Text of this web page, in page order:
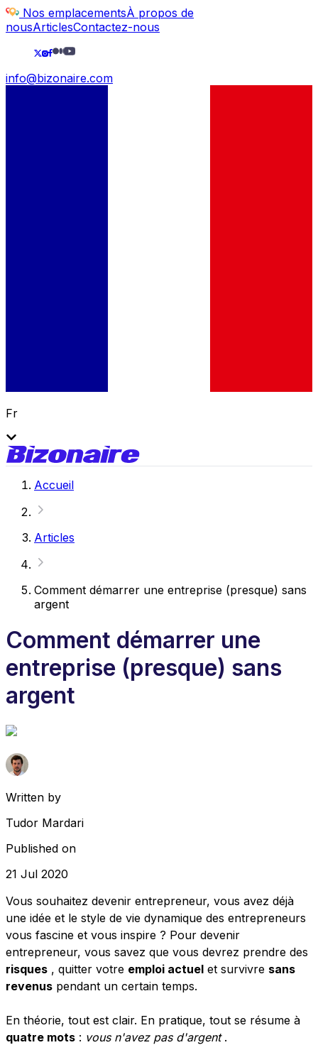
Nos emplacementsÀ propos de
nousArticlesContactez-nous
info@bizonaire.com
Fr
Accueil
Articles
Comment démarrer une entreprise (presque) sans
argent
Comment démarrer une
entreprise (presque) sans
argent
Written by
Tudor Mardari
Published on
21 Jul 2020
Vous souhaitez devenir entrepreneur, vous avez déjà
une idée et le style de vie dynamique des entrepreneurs
vous fascine et vous inspire ? Pour devenir
entrepreneur, vous savez que vous devrez prendre des
risques , quitter votre emploi actuel et survivre sans
revenus pendant un certain temps.
En théorie, tout est clair. En pratique, tout se résume à
quatre mots : vous n'avez pas d'argent .